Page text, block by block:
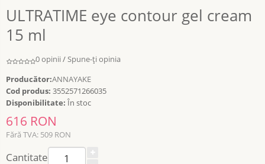
ULTRATIME eye contour gel cream
15 ml
0 opinii /Spune-ţi opinia
Producător:ANNAYAKE
Cod produs: 3552571266035
Disponibilitate: În stoc
616 RON
Fără TVA: 509 RON
Cantitate